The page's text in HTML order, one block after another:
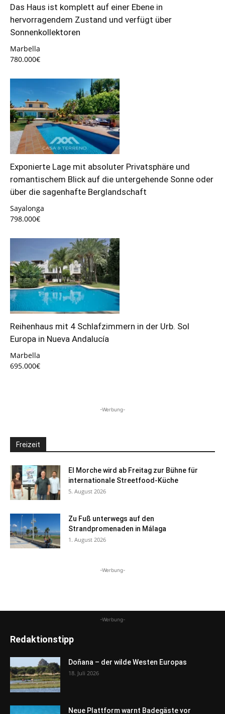
Das Haus ist komplett auf einer Ebene in
hervorragendem Zustand und verfügt über
Sonnenkollektoren
Marbella
780.000€
Exponierte Lage mit absoluter Privatsphäre und
romantischem Blick auf die untergehende Sonne oder
über die sagenhafte Berglandschaft
Sayalonga
798.000€
Reihenhaus mit 4 Schlafzimmern in der Urb. Sol
Europa in Nueva Andalucía
Marbella
695.000€
-Werbung-
Freizeit
El Morche wird ab Freitag zur Bühne für
internationale Streetfood-Küche
5. August 2026
Zu Fuß unterwegs auf den
Strandpromenaden in Málaga
1. August 2026
-Werbung-
-Werbung-
Redaktionstipp
Doñana – der wilde Westen Europas
18. Juli 2026
Neue Plattform warnt Badegäste vor